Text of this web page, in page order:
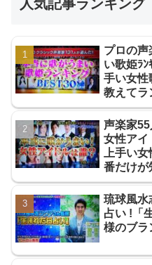
人気記事ランキング
プロの声
い歌姫ﾗ
手い女性
教えてラ
声楽家
女性アイ
上手い女
番だけが
琉球風水
占い !「
様のブラ